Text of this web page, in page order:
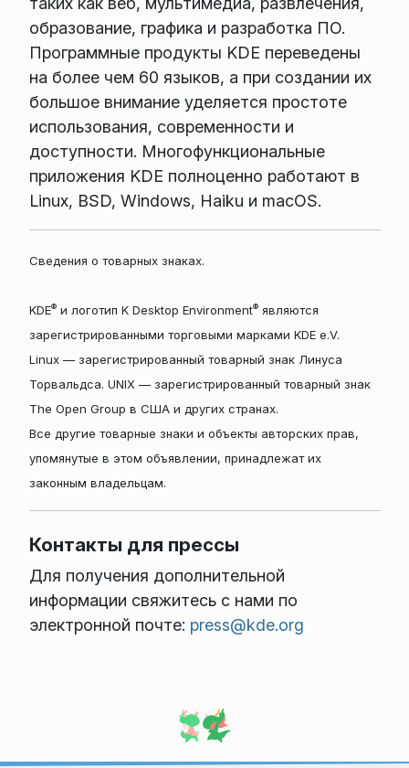
образование, графика и разработка ПО.
Программные продукты KDE переведены
на более чем 60 языков, а при создании их
большое внимание уделяется простоте
использования, современности и
доступности. Многофункциональные
приложения KDE полноценно работают в
Linux, BSD, Windows, Haiku и macOS.
Сведения о товарных знаках.
KDE®и логотип K Desktop Environment®являются
зарегистрированными торговыми марками KDE e.V.
Linux — зарегистрированный товарный знак Линуса
Торвальдса. UNIX — зарегистрированный товарный знак
The Open Group в США и других странах.
Все другие товарные знаки и объекты авторских прав,
упомянутые в этом объявлении, принадлежат их
законным владельцам.
Контакты для прессы
Для получения дополнительной
информации свяжитесь с нами по
электронной почте: press@kde.org